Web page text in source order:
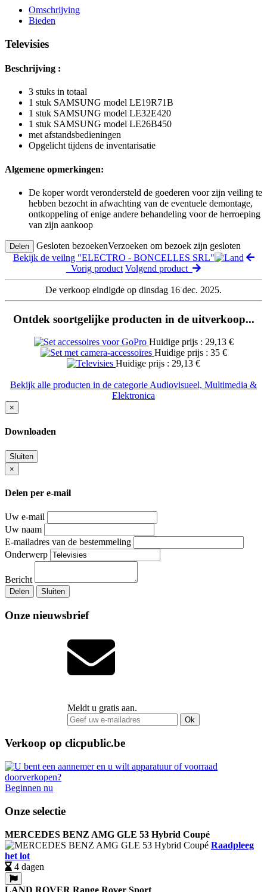
Omschrijving
Bieden
Televisies
Beschrijving :
3 stuks in totaal
1 stuk SAMSUNG model LE19R71B
1 stuk SAMSUNG model LE32E420
1 stuk SAMSUNG model LE26B450
met afstandsbedieningen
Opgelicht tijdens de inventarisatie
Algemene opmerkingen:
De koper wordt verondersteld de goederen voor zijn veiling te
hebben bezocht in afwachting van de eventuele demontage,
ontkoppeling of enige andere behandeling voor de herroeping
van zijn aankoop
Delen Gesloten bezoekenVerzoeken om bezoek zijn gesloten
Bekijk de veilng "ELECTRO - BONCELLES SRL"
Vorig product Volgend product
De verkoop eindigde op dinsdag 16 dec. 2025.
Ontdek soortgelijke producten in de uitverkoop...
Huidige prijs : 29,13 €
Huidige prijs : 35 €
Huidige prijs : 29,13 €
Bekijk alle producten in de categorie Audiovisueel, Multimedia &
Elektronica
×
Downloaden
Sluiten
×
Delen per e-mail
Uw e-mail
Uw naam
E-mailadres van de bestemmeling
Onderwerp
Bericht
Delen Sluiten
Onze nieuwsbrief
Meldt u gratis aan.
Ok
Verkoop op clicpublic.be
Beginnen nu
Onze selectie
MERCEDES BENZ AMG GLE 53 Hybrid Coupé
Raadpleeg
het lot
4 dagen
LAND ROVER Range Rover Sport